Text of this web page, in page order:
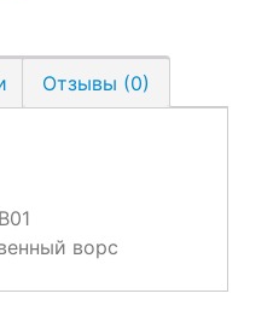
Отзывы (0)
ворс